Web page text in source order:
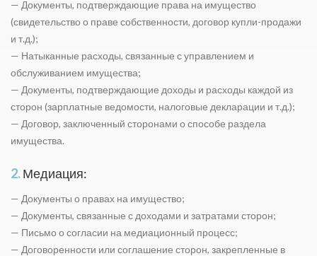
— Документы, подтверждающие права на имущество
(свидетельство о праве собственности, договор купли-продажи
и т.д.);
— Натыканные расходы, связанные с управлением и
обслуживанием имущества;
— Документы, подтверждающие доходы и расходы каждой из
сторон (зарплатные ведомости, налоговые декларации и т.д.);
— Договор, заключенный сторонами о способе раздела
имущества.
2.Медиация:
— Документы о правах на имущество;
— Документы, связанные с доходами и затратами сторон;
— Письмо о согласии на медиационный процесс;
— Договоренности или соглашение сторон, закрепленные в